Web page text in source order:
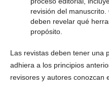
revisión del
deben revelar qué
propósito.
Las revistas deben tener una
adhiera a los principios
revisores y autores conozcan